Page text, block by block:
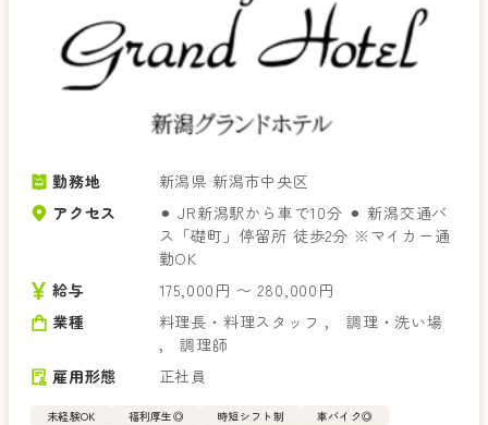
勤務地
新潟県 新潟市中央区
アクセス
⚫︎ JR新潟駅から車で10分 ⚫︎ 新潟交通バ
ス「礎町」停留所 徒歩2分 ※マイカー通
勤OK
給与
175,000円 〜 280,000円
業種
料理長・料理スタッフ，
調理・洗い場
，
調理師
雇用形態
正社員
未経験OK 福利厚生◎ 時短シフト制
車バイク◎